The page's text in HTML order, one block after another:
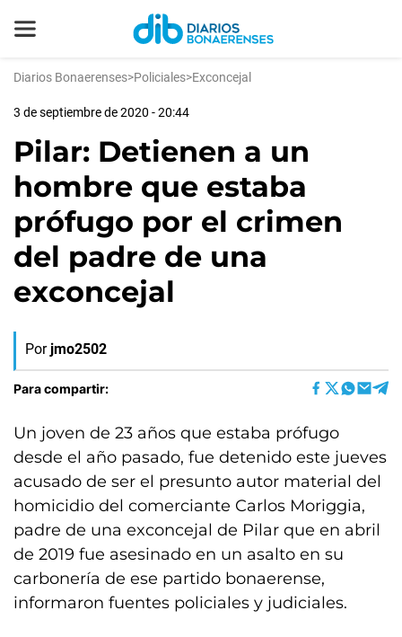
Diarios Bonaerenses>Policiales>Exconcejal
3 de septiembre de 2020 - 20:44
Pilar: Detienen a un
hombre que estaba
prófugo por el crimen
del padre de una
exconcejal
Por jmo2502
Para compartir:
Un joven de 23 años que estaba prófugo
desde el año pasado, fue detenido este jueves
acusado de ser el presunto autor material del
homicidio del comerciante Carlos Moriggia,
padre de una exconcejal de Pilar que en abril
de 2019 fue asesinado en un asalto en su
carbonería de ese partido bonaerense,
informaron fuentes policiales y judiciales.